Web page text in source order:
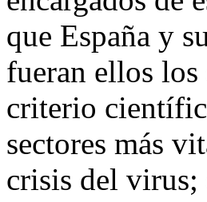
que España y
fueran ellos los
criterio
sectores más
crisis del virus;